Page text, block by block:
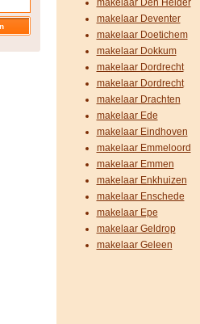
makelaar Den Helder
makelaar Deventer
makelaar Doetichem
makelaar Dokkum
makelaar Dordrecht
makelaar Dordrecht
makelaar Drachten
makelaar Ede
makelaar Eindhoven
makelaar Emmeloord
makelaar Emmen
makelaar Enkhuizen
makelaar Enschede
makelaar Epe
makelaar Geldrop
makelaar Geleen